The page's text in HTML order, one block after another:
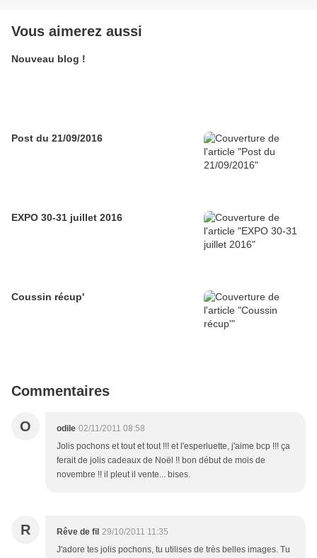
Vous aimerez aussi
Nouveau blog !
Post du 21/09/2016
EXPO 30-31 juillet 2016
Coussin récup'
Commentaires
O odile 02/11/2011 08:58
Jolis pochons et tout et tout !!! et l'esperluette, j'aime bcp !!! ça
ferait de jolis cadeaux de Noël !! bon début de mois de
novembre !! il pleut il vente... bises.
R Rêve de fil 29/10/2011 11:35
J'adore tes jolis pochons, tu utilises de très belles images. Tu